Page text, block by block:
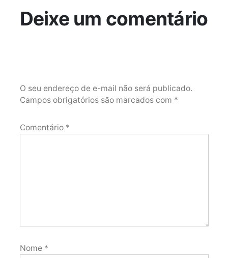
Deixe um comentário
O seu endereço de e-mail não será publicado.
Campos obrigatórios são marcados com *
Comentário *
Nome *